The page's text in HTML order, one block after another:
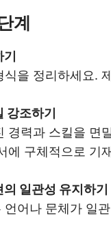
계
기
식을 정리하세요.
강조하기
경력과 스킬을 면
에 구체적으로 기
의 일관성 유지하기
언어나 문체가 일